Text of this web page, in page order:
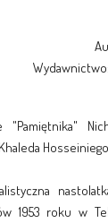
Wydawnictwo:
"Pamiętnika"
Hosseiniego.
1953 roku w